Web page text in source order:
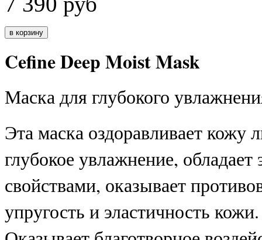
Cefine Deep Moist Mask
Маска для глубокого
Эта маска оздоравливает кожу
глубокое увлажнение,
свойствами, оказывает
упругость и эластичность кожи.